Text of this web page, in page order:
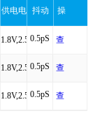
供电电
压
抖动 操
作
1.8V,2.5V,3.3V
0.5pS 查
看
详
1.8V,2.5V,3.3V
0.5pS 查
看
1.8V,2.5V,3.3V
0.5pS 查